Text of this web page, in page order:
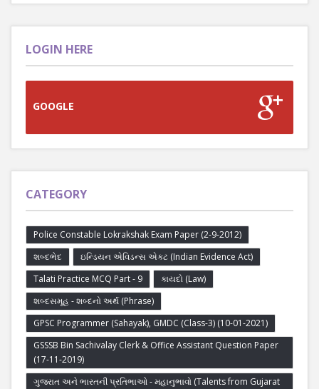
LOGIN HERE
GOOGLE
CATEGORY
Police Constable Lokrakshak Exam Paper (2-9-2012)
શબ્દભેદ
ઇન્ડિયન એવિડન્સ એક્ટ (Indian Evidence Act)
Talati Practice MCQ Part - 9
કાયદો (Law)
શબ્દસમૂહ - શબ્દનો અર્થ (Phrase)
GPSC Programmer (Sahayak), GMDC (Class-3) (10-01-2021)
GSSSB Bin Sachivalay Clerk & Office Assistant Question Paper
(17-11-2019)
ગુજરાત અને ભારતની પ્રતિભાઓ - મહાનુભાવો (Talents from Gujarat